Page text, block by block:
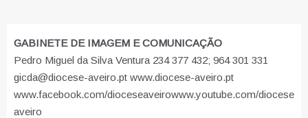
GABINETE DE IMAGEM E COMUNICAÇÃO
Pedro Miguel da Silva Ventura 234 377 432; 964 301 331
gicda@diocese-aveiro.pt www.diocese-aveiro.pt
www.facebook.com/dioceseaveirowww.youtube.com/diocese
aveiro